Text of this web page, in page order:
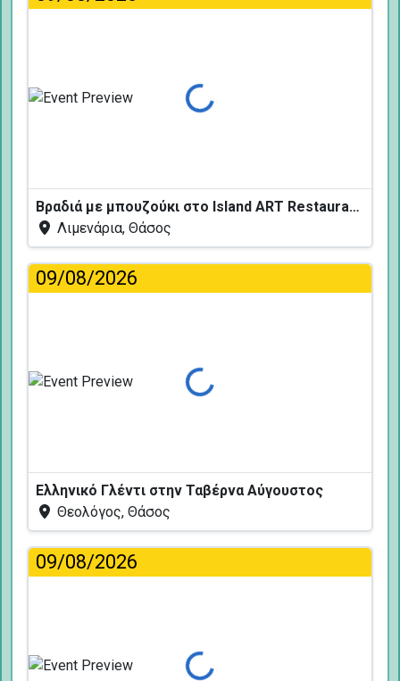
Φόρτωση...
Βραδιά με μπουζούκι στο Island ART Restaurant
Λιμενάρια, Θάσος
09/08/2026
Φόρτωση...
Ελληνικό Γλέντι στην Ταβέρνα Αύγουστος
Θεολόγος, Θάσος
09/08/2026
Φόρτωση...